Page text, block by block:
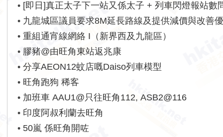
• [即日]真正太子下一站又係太子 + 列車閃燈報站數
• 九龍城區議員要求8M延長路線及提供減價與改善
•重組通宵線網絡 I（新界西及九龍區）
• 膠豬@由旺角東站返兆康
•分享AEON12蚊店嘅Daiso列車模型
• 旺角跑狗 稀客
• 加班車 AAU1@只往旺角112, ASB2@116
• 印度阿叔利蘭去旺角
• 50嵐 係旺角開咗